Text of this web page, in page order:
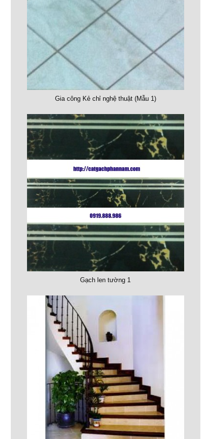
Gia công Kẻ chỉ nghệ thuật (Mẫu 1)
Gạch len tường 1